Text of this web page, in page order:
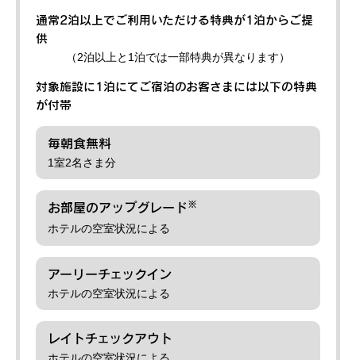
通常2泊以上でご利用いただける特典が1泊からご提
供
（2泊以上と1泊では一部特典が異なります）
対象施設に1泊にてご宿泊のお客さまには以下の特典
が付帯
毎朝食無料
1室2名さま分
お部屋のアップグレード ※
ホテルの空室状況による
アーリーチェックイン
ホテルの空室状況による
レイトチェックアウト
ホテルの空室状況による